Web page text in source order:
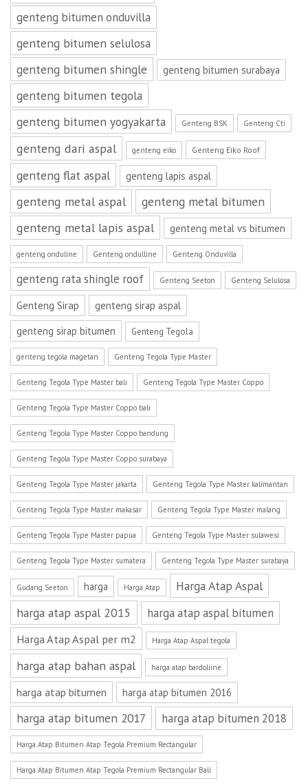
genteng bitumen onduvilla
genteng bitumen selulosa
genteng bitumen shingle
genteng bitumen surabaya
genteng bitumen tegola
genteng bitumen yogyakarta
Genteng BSK Genteng Cti
genteng dari aspal genteng eiko Genteng Eiko Roof
genteng flat aspal genteng lapis aspal
genteng metal aspal
genteng metal bitumen
genteng metal lapis aspal
genteng metal vs bitumen
genteng onduline Genteng ondulline Genteng Onduvilla
genteng rata shingle roof Genteng Seeton Genteng Selulosa
Genteng Sirap
genteng sirap aspal
genteng sirap bitumen
Genteng Tegola
genteng tegola magetan Genteng Tegola Type Master
Genteng Tegola Type Master bali Genteng Tegola Type Master Coppo
Genteng Tegola Type Master Coppo bali
Genteng Tegola Type Master Coppo bandung
Genteng Tegola Type Master Coppo surabaya
Genteng Tegola Type Master jakarta Genteng Tegola Type Master kalimantan
Genteng Tegola Type Master makasar Genteng Tegola Type Master malang
Genteng Tegola Type Master papua Genteng Tegola Type Master sulawesi
Genteng Tegola Type Master sumatera Genteng Tegola Type Master surabaya
Gudang Seeton harga Harga Atap
Harga Atap Aspal
harga atap aspal 2015
harga atap aspal bitumen
Harga Atap Aspal per m2 Harga Atap Aspal tegola
harga atap bahan aspal harga atap bardoliine
harga atap bitumen harga atap bitumen 2016
harga atap bitumen 2017 harga atap bitumen 2018
Harga Atap Bitumen Atap Tegola Premium Rectangular
Harga Atap Bitumen Atap Tegola Premium Rectangular Bali